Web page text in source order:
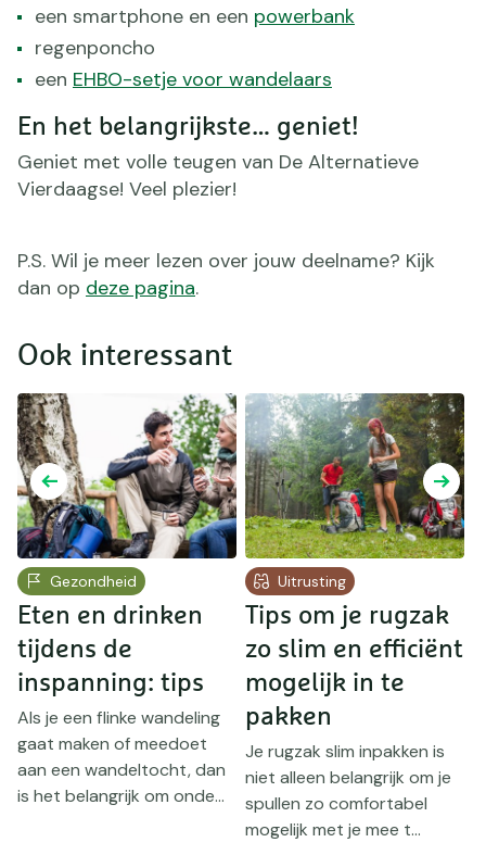
een smartphone en een powerbank
regenponcho
een EHBO-setje voor wandelaars
En het belangrijkste… geniet!
Geniet met volle teugen van De Alternatieve
Vierdaagse! Veel plezier!
P.S. Wil je meer lezen over jouw deelname? Kijk
dan op deze pagina.
Ook interessant
Gezondheid
Eten en drinken
tijdens de
inspanning: tips
Als je een flinke wandeling
gaat maken of meedoet
aan een wandeltocht, dan
is het belangrijk om onde...
Uitrusting
Tips om je rugzak
zo slim en efficiënt
mogelijk in te
pakken
Je rugzak slim inpakken is
niet alleen belangrijk om je
spullen zo comfortabel
mogelijk met je mee t...